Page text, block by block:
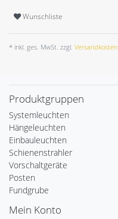
Wunschliste
* inkl. ges. MwSt. zzgl. Versandkosten
Produktgruppen
Systemleuchten
Hängeleuchten
Einbauleuchten
Schienenstrahler
Vorschaltgeräte
Posten
Fundgrube
Mein Konto